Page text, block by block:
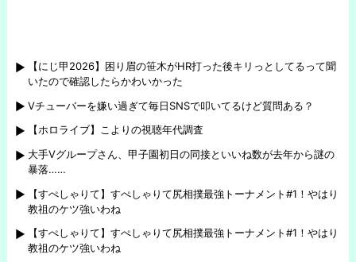
【にじ甲2026】困り眉の笹木がHR打った後キリっとしてるって聞
いたので確認したらかわいかった
Vチューバーを嫌い過ぎて毎日SNSで叩いてるけど質問ある？
【ホロライブ】こよりの視聴年代調査
大手Vグループさん、甲子園初日の同接といいね数が去年から謎の
暴落……
【すぺしゃりて】すぺしゃりて尻相撲最強トーナメント#1！やはり
教祖のケツ強いわね
【すぺしゃりて】すぺしゃりて尻相撲最強トーナメント#1！やはり
教祖のケツ強いわね